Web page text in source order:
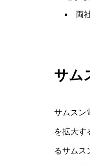
両
サム
サムスン
を拡大す
るサムス